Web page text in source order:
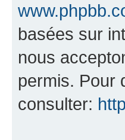
basées sur
nous
permis. Pour
consulter: